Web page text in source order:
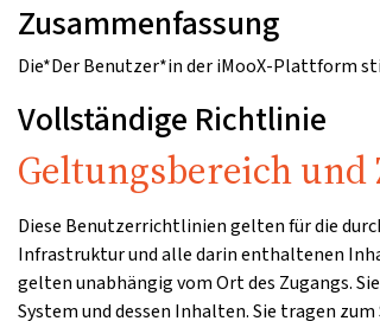
Zusammenfassung
Die*Der Benutzer*in der iMooX-Plattform
Vollständige Richtlinie
Geltungsbereich
Diese Benutzerrichtlinien gelten für die
Infrastruktur und alle darin enthaltenen
gelten unabhängig vom Ort des Zugangs.
System und dessen Inhalten. Sie tragen